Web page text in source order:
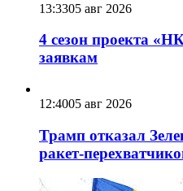
13:3305 авг 2026
4 сезон проекта
заявкам
12:4005 авг 2026
Трамп отказал
ракет-